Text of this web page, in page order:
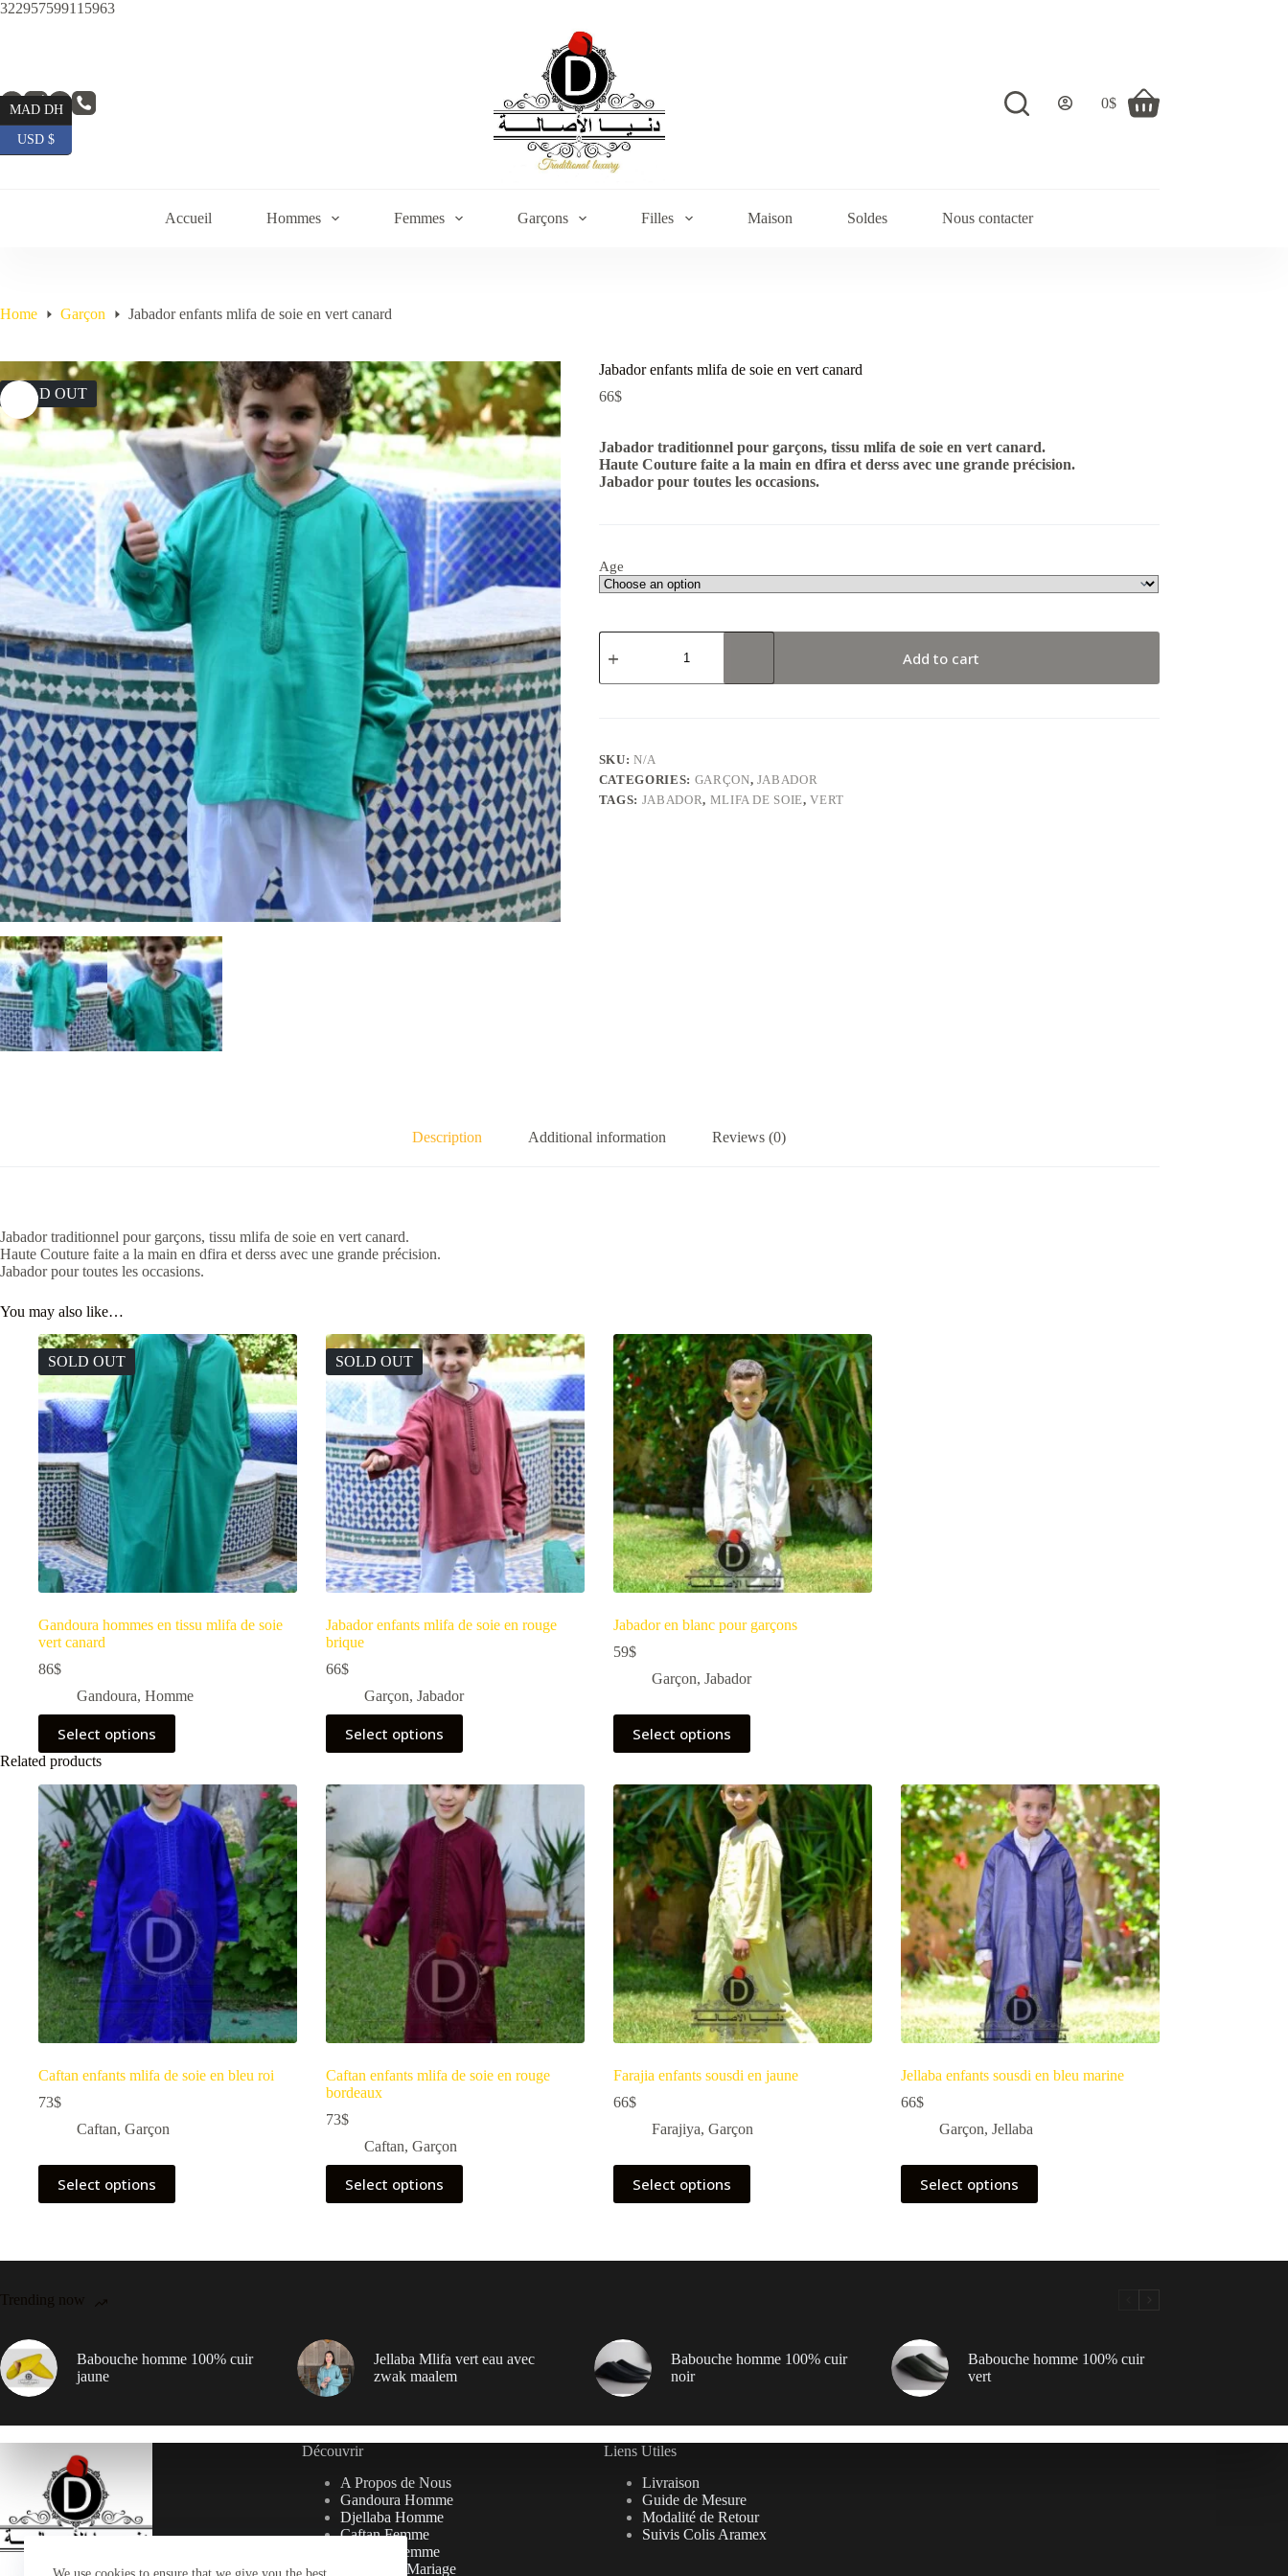
322957599115963Skip
Shopping
0$
Accueil Hommes Femmes Garçons Filles Maison Soldes Nous contacter
Home Garçon Jabador enfants mlifa de soie en vert canard
SOLD OUT
Jabador enfants mlifa de soie en vert canard
66$
Jabador traditionnel pour garçons, tissu mlifa de soie en vert canard.
Haute Couture faite a la main en dfira et derss avec une grande précision.
Jabador pour toutes les occasions.
Age
Jabador
enfants
de
canard
quantity
Add to cart
SKU:N/A
CATEGORIES: GARÇON, JABADOR
TAGS: JABADOR, MLIFA DE SOIE,VERT
Description Additional information Reviews (0)
Jabador traditionnel pour garçons, tissu mlifa de soie en vert canard.
Haute Couture faite a la main en dfira et derss avec une grande précision.
Jabador pour toutes les occasions.
You may also like…
SOLD OUT
Gandoura hommes en tissu mlifa de soie
vert canard
86$
Gandoura, Homme
Select options
SOLD OUT
Jabador enfants mlifa de soie en rouge
brique
66$
Garçon, Jabador
Select options
Jabador en blanc pour garçons
59$
Garçon, Jabador
Select options
Related products
Caftan enfants mlifa de soie en bleu roi
73$
Caftan, Garçon
Select options
Caftan enfants mlifa de soie en rouge
bordeaux
73$
Caftan, Garçon
Select options
Farajia enfants sousdi en jaune
66$
Farajiya, Garçon
Select options
Jellaba enfants sousdi en bleu marine
66$
Garçon, Jellaba
Select options
Trending now
Babouche homme 100% cuir
jaune
Jellaba Mlifa vert eau avec
zwak maalem
Babouche homme 100% cuir
noir
Babouche homme 100% cuir
vert
Découvrir
A Propos de Nous
Gandoura Homme
Djellaba Homme
Caftan Femme
Djellaba Femme
Collection Mariage
Liens Utiles
Livraison
Guide de Mesure
Modalité de Retour
Suivis Colis Aramex
MAD DH
USD $